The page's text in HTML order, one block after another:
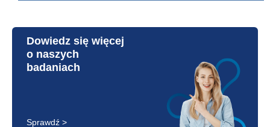
Dowiedz się więcej
o naszych
badaniach
Sprawdź >